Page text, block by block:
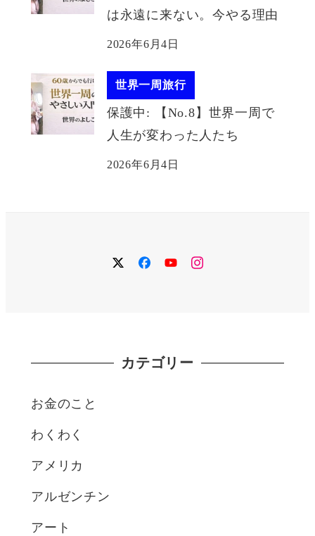
は永遠に来ない。今やる理由
2026年6月4日
世界一周旅行
保護中: 【No.8】世界一周で
人生が変わった人たち
2026年6月4日
twitterfacebook
YouTubeinstagram
カテゴリー
お金のこと
わくわく
アメリカ
アルゼンチン
アート